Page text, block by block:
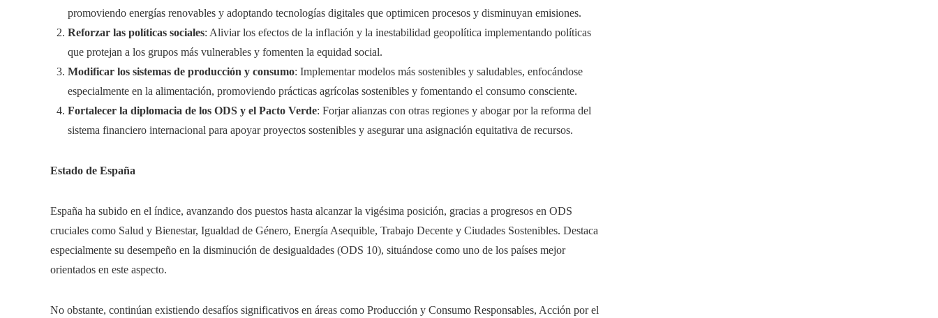
promoviendo energías renovables y adoptando tecnologías digitales que optimicen procesos y disminuyan emisiones.
Reforzar las políticas sociales: Aliviar los efectos de la inflación y la inestabilidad geopolítica implementando políticas
que protejan a los grupos más vulnerables y fomenten la equidad social.
Modificar los sistemas de producción y consumo: Implementar modelos más sostenibles y saludables, enfocándose
especialmente en la alimentación, promoviendo prácticas agrícolas sostenibles y fomentando el consumo consciente.
Fortalecer la diplomacia de los ODS y el Pacto Verde: Forjar alianzas con otras regiones y abogar por la reforma del
sistema financiero internacional para apoyar proyectos sostenibles y asegurar una asignación equitativa de recursos.
Estado de España
España ha subido en el índice, avanzando dos puestos hasta alcanzar la vigésima posición, gracias a progresos en ODS
cruciales como Salud y Bienestar, Igualdad de Género, Energía Asequible, Trabajo Decente y Ciudades Sostenibles. Destaca
especialmente su desempeño en la disminución de desigualdades (ODS 10), situándose como uno de los países mejor
orientados en este aspecto.
No obstante, continúan existiendo desafíos significativos en áreas como Producción y Consumo Responsables, Acción por el